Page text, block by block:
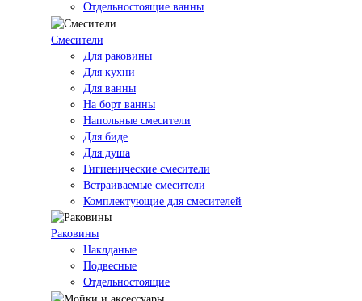
Отдельностоящие ванны
Смесители
Для раковины
Для кухни
Для ванны
На борт ванны
Напольные смесители
Для биде
Для душа
Гигиенические смесители
Встраиваемые смесители
Комплектующие для смесителей
Раковины
Наклданые
Подвесные
Отдельностоящие